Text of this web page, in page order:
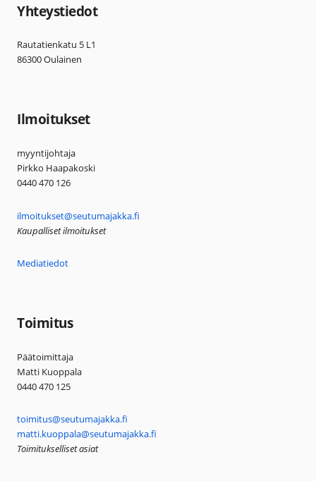
Yhteystiedot
Rautatienkatu 5 L1
86300 Oulainen
Ilmoitukset
myyntijohtaja
Pirkko Haapakoski
0440 470 126
ilmoitukset@seutumajakka.fi
Kaupalliset ilmoitukset
Mediatiedot
Toimitus
Päätoimittaja
Matti Kuoppala
0440 470 125
toimitus@seutumajakka.fi
matti.kuoppala@seutumajakka.fi
Toimitukselliset asiat